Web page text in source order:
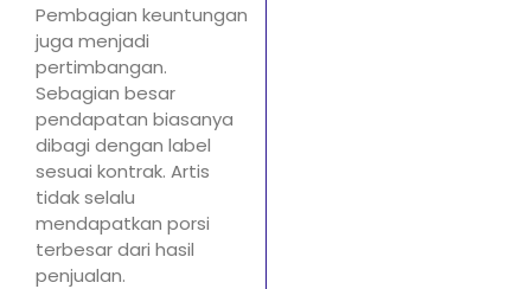
Pembagian keuntungan
juga menjadi
pertimbangan.
Sebagian besar
pendapatan biasanya
dibagi dengan label
sesuai kontrak. Artis
tidak selalu
mendapatkan porsi
terbesar dari hasil
penjualan.